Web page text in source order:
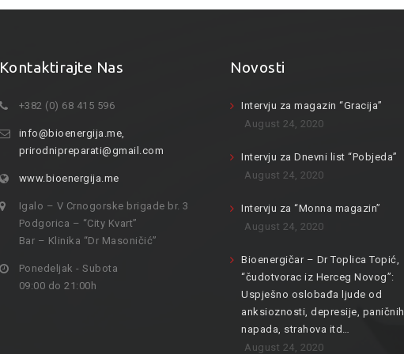
Kontaktirajte Nas
+382 (0) 68 415 596
info@bioenergija.me,
prirodnipreparati@gmail.com
www.bioenergija.me
Igalo – V Crnogorske brigade br. 3
Podgorica – “City Kvart”
Bar – Klinika “Dr Masoničić”
Ponedeljak - Subota
09:00 do 21:00h
Novosti
Intervju za magazin “Gracija”
August 24, 2020
Intervju za Dnevni list “Pobjeda”
August 24, 2020
Intervju za “Monna magazin”
August 24, 2020
Bioenergičar – Dr Toplica Topić,
“čudotvorac iz Herceg Novog”:
Uspješno oslobađa ljude od
anksioznosti, depresije, paničnih
napada, strahova itd…
August 24, 2020